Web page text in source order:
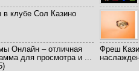
в клубе Сол Казино
Онлайн – отличная
для просмотра и ...
Фреш